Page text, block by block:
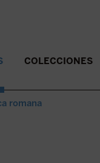
COLECCIONES
romana